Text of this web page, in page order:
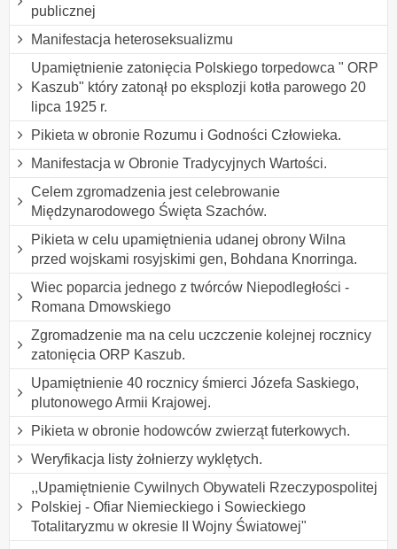
publicznej
Manifestacja heteroseksualizmu
Upamiętnienie zatonięcia Polskiego torpedowca " ORP
Kaszub" który zatonął po eksplozji kotła parowego 20
lipca 1925 r.
Pikieta w obronie Rozumu i Godności Człowieka.
Manifestacja w Obronie Tradycyjnych Wartości.
Celem zgromadzenia jest celebrowanie
Międzynarodowego Święta Szachów.
Pikieta w celu upamiętnienia udanej obrony Wilna
przed wojskami rosyjskimi gen, Bohdana Knorringa.
Wiec poparcia jednego z twórców Niepodległości -
Romana Dmowskiego
Zgromadzenie ma na celu uczczenie kolejnej rocznicy
zatonięcia ORP Kaszub.
Upamiętnienie 40 rocznicy śmierci Józefa Saskiego,
plutonowego Armii Krajowej.
Pikieta w obronie hodowców zwierząt futerkowych.
Weryfikacja listy żołnierzy wyklętych.
,,Upamiętnienie Cywilnych Obywateli Rzeczypospolitej
Polskiej - Ofiar Niemieckiego i Sowieckiego
Totalitaryzmu w okresie II Wojny Światowej"